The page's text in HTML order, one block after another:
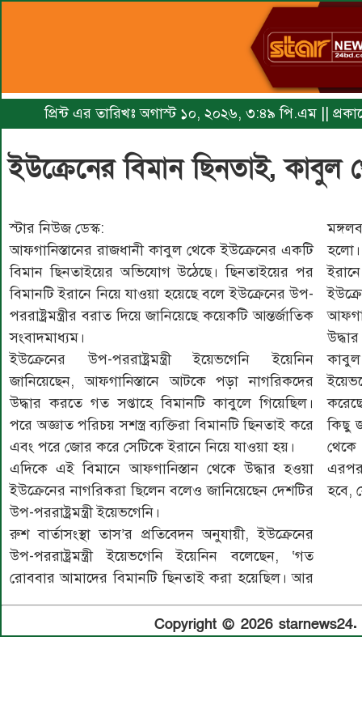
প্রিন্ট এর তারিখঃ অগাস্ট ১০, ২০২৬, ৩:৪৯ পি.এম ||
ইউক্রেনের বিমান ছিনতাই, কাবুল
স্টার নিউজ ডেস্ক:
আফগানিস্তানের রাজধানী কাবুল থেকে ইউক্রেনের একটি
বিমান ছিনতাইয়ের অভিযোগ উঠেছে। ছিনতাইয়ের পর
বিমানটি ইরানে নিয়ে যাওয়া হয়েছে বলে ইউক্রেনের উপ-
পররাষ্ট্রমন্ত্রীর বরাত দিয়ে জানিয়েছে কয়েকটি আন্তর্জাতিক
সংবাদমাধ্যম।
ইউক্রেনের উপ-পররাষ্ট্রমন্ত্রী ইয়েভগেনি ইয়েনিন
জানিয়েছেন, আফগানিস্তানে আটকে পড়া নাগরিকদের
উদ্ধার করতে গত সপ্তাহে বিমানটি কাবুলে গিয়েছিল।
পরে অজ্ঞাত পরিচয় সশস্ত্র ব্যক্তিরা বিমানটি ছিনতাই করে
এবং পরে জোর করে সেটিকে ইরানে নিয়ে যাওয়া হয়।
এদিকে এই বিমানে আফগানিস্তান থেকে উদ্ধার হওয়া
ইউক্রেনের নাগরিকরা ছিলেন বলেও জানিয়েছেন দেশটির
উপ-পররাষ্ট্রমন্ত্রী ইয়েভগেনি।
রুশ বার্তাসংস্থা তাস’র প্রতিবেদন অনুযায়ী, ইউক্রেনের
উপ-পররাষ্ট্রমন্ত্রী ইয়েভগেনি ইয়েনিন বলেছেন, ‘গত
রোববার আমাদের বিমানটি ছিনতাই করা হয়েছিল। আর
হলো।
কাবুল
কিছু
এরপর
হবে,
Copyright © 2026